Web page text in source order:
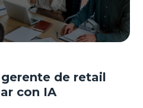
de retail
con IA